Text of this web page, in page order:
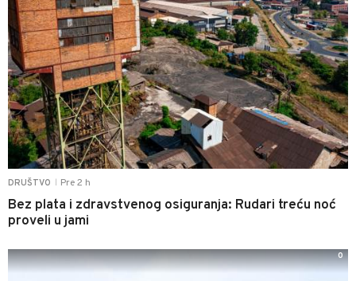
DRUŠTVO Pre 2 h
Bez plata i zdravstvenog osiguranja: Rudari treću noć
proveli u jami
0